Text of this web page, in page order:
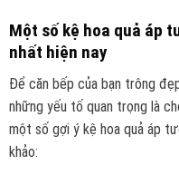
Một số kệ hoa quả áp
nhất hiện nay
Để căn bếp của bạn trông
những yếu tố quan trọng là
một số gợi ý kệ hoa quả áp
khảo: